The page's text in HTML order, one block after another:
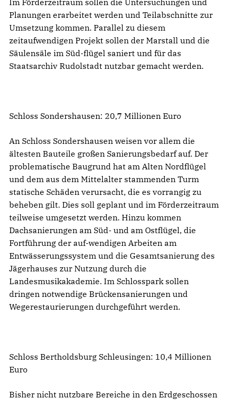
Planungen erarbeitet werden und Teilabschnitte zur
Umsetzung kommen. Parallel zu diesem
zeitaufwendigen Projekt sollen der Marstall und die
Säulensäle im Süd-flügel saniert und für das
Staatsarchiv Rudolstadt nutzbar gemacht werden.
Schloss Sondershausen: 20,7 Millionen Euro
An Schloss Sondershausen weisen vor allem die
ältesten Bauteile großen Sanierungsbedarf auf. Der
problematische Baugrund hat am Alten Nordflügel
und dem aus dem Mittelalter stammenden Turm
statische Schäden verursacht, die es vorrangig zu
beheben gilt. Dies soll geplant und im Förderzeitraum
teilweise umgesetzt werden. Hinzu kommen
Dachsanierungen am Süd- und am Ostflügel, die
Fortführung der auf-wendigen Arbeiten am
Entwässerungssystem und die Gesamtsanierung des
Jägerhauses zur Nutzung durch die
Landesmusikakademie. Im Schlosspark sollen
dringen notwendige Brückensanierungen und
Wegerestaurierungen durchgeführt werden.
Schloss Bertholdsburg Schleusingen: 10,4 Millionen
Euro
Bisher nicht nutzbare Bereiche in den Erdgeschossen